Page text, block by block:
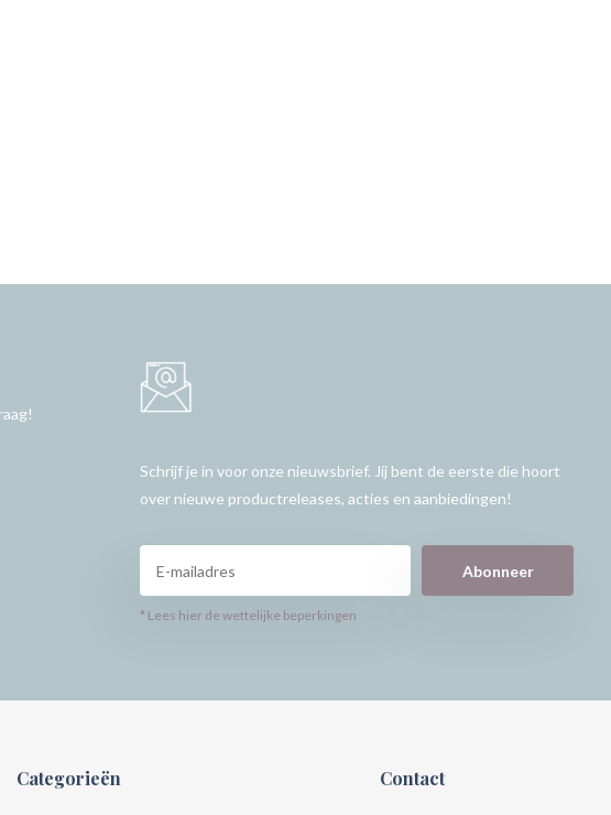
Schrijf je in voor onze nieuwsbrief. Jij bent de eerste die hoort
over nieuwe productreleases, acties en aanbiedingen!
Abonneer
* Lees hier de wettelijke beperkingen
Categorieën Contact